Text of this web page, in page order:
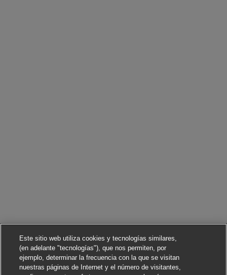
Este sitio web utiliza cookies y tecnologías similares,
(en adelante "tecnologías"), que nos permiten, por
ejemplo, determinar la frecuencia con la que se visitan
nuestras páginas de Internet y el número de visitantes,